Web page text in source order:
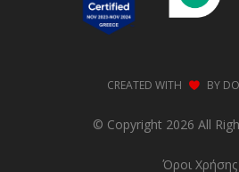
CREATED WITH BY
© Copyright 2026 All
Όροι Xρήσης